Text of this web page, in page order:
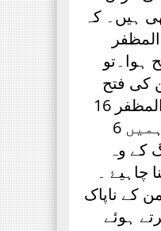
ہیں۔ کہ
ہوا۔تو
کی فتح
بھی اسی ماہ صفر المظفر 16
ہجری میں ہوئی۔ ہمیں 6
جنگ کے وہ
چاہیۓ ۔
کے ناپاک
ہوئے